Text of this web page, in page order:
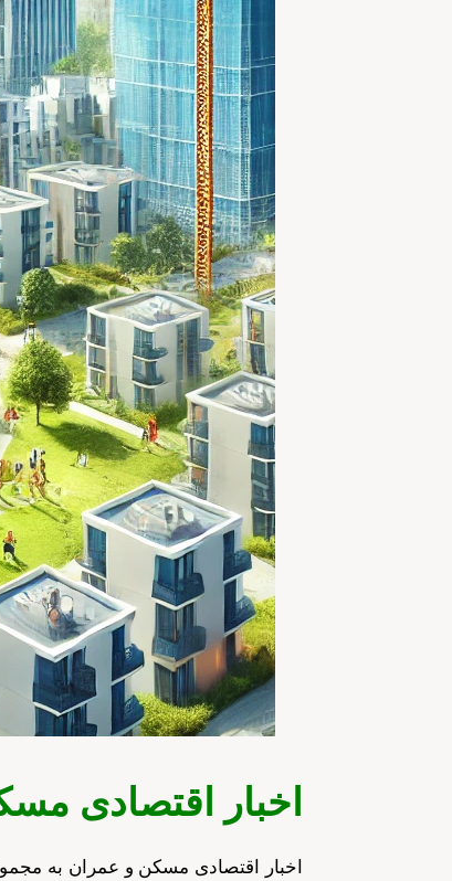
اخبار اقتصادی
اخبار اقتصادی مسکن و عمران به